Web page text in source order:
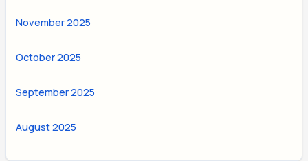
November 2025
October 2025
September 2025
August 2025